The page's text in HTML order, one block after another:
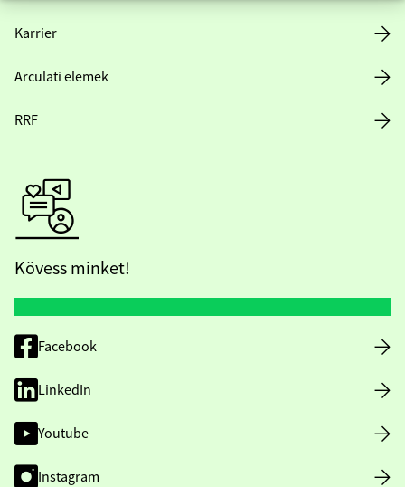
Karrier
Arculati elemek
RRF
Kövess minket!
Facebook
LinkedIn
Youtube
Instagram